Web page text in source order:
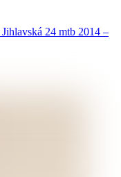
Jihlavská 24 mtb 2014 –